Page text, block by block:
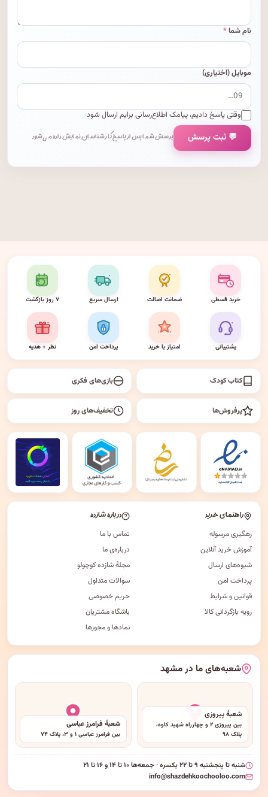
نام شما*
موبایل (اختیاری)
وقتی پاسخ دادیم، پیامک اطلاع‌رسانی برایم ارسال شود
💬 ثبت پرسش پرسش شما پس از پاسخ کارشناسان نمایش داده می‌شود.
خرید قسطی ضمانت اصالت ارسال سریع ۷ روز بازگشت
پشتیبانی امتیاز با خرید پرداخت امن نظر + هدیه
کتاب کودک بازی‌های فکری
پرفروش‌ها تخفیف‌های روز
راهنمای خرید
رهگیری مرسوله
آموزش خرید آنلاین
شیوه‌های ارسال
پرداخت امن
قوانین و شرایط
رویه بازگردانی کالا
درباره شازده
تماس با ما
درباره‌ی ما
مجلهٔ شازده کوچولو
سوالات متداول
حریم خصوصی
باشگاه مشتریان
نمادها و مجوزها
شعبه‌های ما در مشهد
شعبهٔ پیروزی
بین پیروزی ۲ و چهارراه شهید کاوه،
پلاک ۹۸
شعبهٔ فرامرز عباسی
بین فرامرز عباسی ۱ و ۳، پلاک ۷۴
شنبه تا پنجشنبه ۹ تا ۲۲ یکسره · جمعه‌ها ۱۰ تا ۱۴ و ۱۶ تا ۲۱
info@shazdehkoochooloo.com